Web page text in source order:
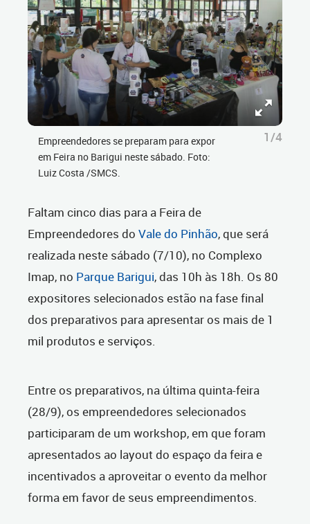
Empreendedores se preparam para expor
em Feira no Barigui neste sábado. Foto:
Luiz Costa /SMCS.
1/4
Faltam cinco dias para a Feira de
Empreendedores do Vale do Pinhão, que será
realizada neste sábado (7/10), no Complexo
Imap, no Parque Barigui, das 10h às 18h. Os 80
expositores selecionados estão na fase final
dos preparativos para apresentar os mais de 1
mil produtos e serviços.
Entre os preparativos, na última quinta-feira
(28/9), os empreendedores selecionados
participaram de um workshop, em que foram
apresentados ao layout do espaço da feira e
incentivados a aproveitar o evento da melhor
forma em favor de seus empreendimentos.